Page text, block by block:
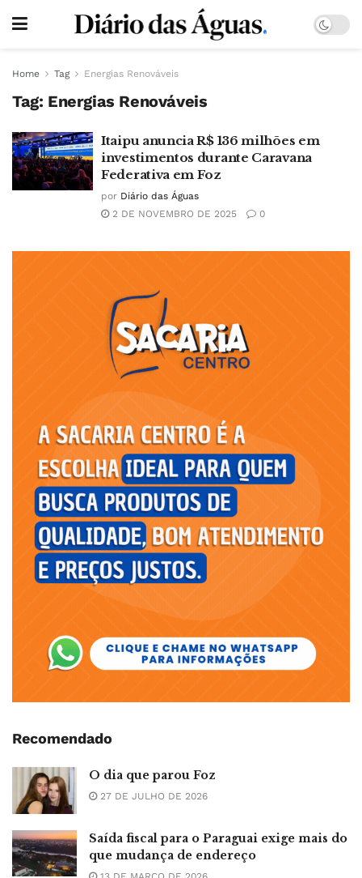
Home Tag Energias Renováveis
Tag: Energias Renováveis
Itaipu anuncia R$ 136 milhões em
investimentos durante Caravana
Federativa em Foz
por Diário das Águas
2 DE NOVEMBRO DE 2025
0
Recomendado
O dia que parou Foz
27 DE JULHO DE 2026
Saída fiscal para o Paraguai exige mais do
que mudança de endereço